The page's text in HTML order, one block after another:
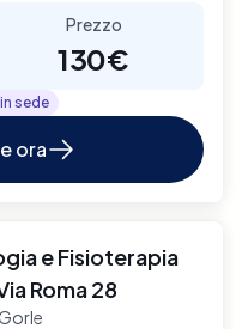
Prezzo
130€
sede
ora
e Fisioterapia
Roma 28